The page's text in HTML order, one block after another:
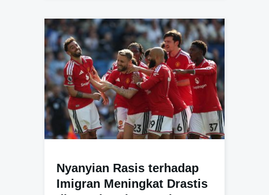
Nyanyian Rasis terhadap
Imigran Meningkat Drastis